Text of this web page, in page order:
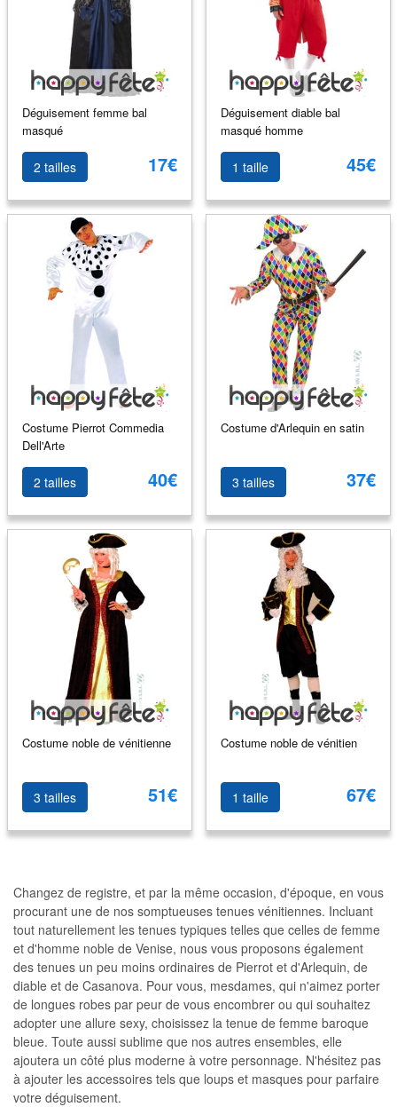
Déguisement femme bal
masqué
2 tailles 17€
Déguisement diable bal
masqué homme
1 taille 45€
Costume Pierrot Commedia
Dell'Arte
2 tailles 40€
Costume d'Arlequin en satin
3 tailles 37€
Costume noble de vénitienne
3 tailles 51€
Costume noble de vénitien
1 taille 67€
Changez de registre, et par la même occasion, d'époque, en vous
procurant une de nos somptueuses tenues vénitiennes. Incluant
tout naturellement les tenues typiques telles que celles de femme
et d'homme noble de Venise, nous vous proposons également
des tenues un peu moins ordinaires de Pierrot et d'Arlequin, de
diable et de Casanova. Pour vous, mesdames, qui n'aimez porter
de longues robes par peur de vous encombrer ou qui souhaitez
adopter une allure sexy, choisissez la tenue de femme baroque
bleue. Toute aussi sublime que nos autres ensembles, elle
ajoutera un côté plus moderne à votre personnage. N'hésitez pas
à ajouter les accessoires tels que loups et masques pour parfaire
votre déguisement.